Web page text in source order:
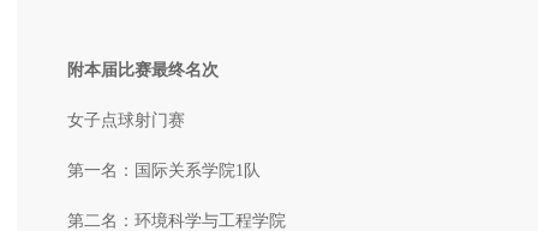
附本届比赛最终名次
女子点球射门赛
第一名：国际关系学院1队
第二名：环境科学与工程学院